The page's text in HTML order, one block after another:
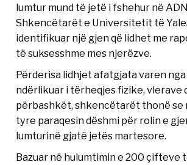
lumtur mund të jetë i fshehur në
Shkencëtarët e Universitetit të
identifikuar një gjen që lidhet me
të suksesshme mes njerëzve.
Përderisa lidhjet afatgjata varen
ndërlikuar i tërheqjes fizike, vlerave
përbashkët, shkencëtarët thonë se
tyre paraqesin dëshmi për rolin e
lumturinë gjatë jetës martesore.
Bazuar në hulumtimin e 200 çifteve